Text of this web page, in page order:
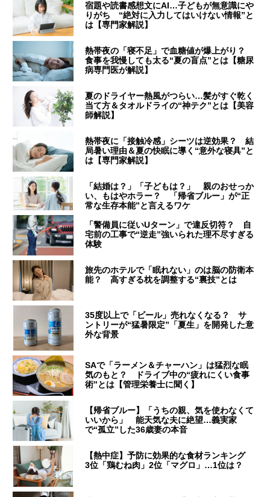
宿題や読書感想文にAI…子どもが無意識にや
りがち “絶対に入力してはいけない情報”と
は【専門家解説】
熱帯夜の「寝不足」で血糖値が爆上がり？
食事を我慢しても太る“夏の盲点”とは【糖尿
病専門医が解説】
夏のドライヤー熱風がつらい…髪がすぐ乾く
当て方＆タオルドライの“神テク”とは【美容
師解説】
熱帯夜に「接触冷感」シーツは逆効果？ 結
局暑い理由＆夏の快眠に導く“意外な寝具”と
は【専門家解説】
「結婚は？」「子どもは？」 親のおせっか
い、もはやホラー？ 「帰省ブルー」が“正
常な生存本能”と言えるワケ
「警備員に従いUターン」で違反切符？ 自
宅前の工事で“逆走”強いられた理不尽すぎる
体験
旅先のホテルで「眠れない」のは脳の防衛本
能？ 高すぎる枕を調整する“裏技”とは
35度以上で「ビール」売れなくなる？ サ
ントリーが“猛暑限定”「夏生」を開発した意
外な背景
SAで「ラーメン＆チャーハン」は猛烈な眠
気のもと？ ドライブ中の“疲れにくい食事
術”とは【管理栄養士に聞く】
【帰省ブルー】「うちの親、気を使わなくて
いいから」 能天気な夫に絶望…義実家
で“孤立”した36歳妻の本音
【熱中症】予防に効果的な食材ランキング
3位「鶏むね肉」2位「マグロ」…1位は？